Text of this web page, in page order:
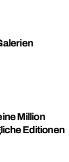
Million
Editionen